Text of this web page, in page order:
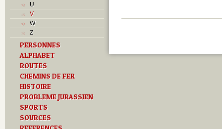
U
V
W
Z
PERSONNES
ALPHABET
ROUTES
CHEMINS DE FER
HISTOIRE
PROBLEME JURASSIEN
SPORTS
SOURCES